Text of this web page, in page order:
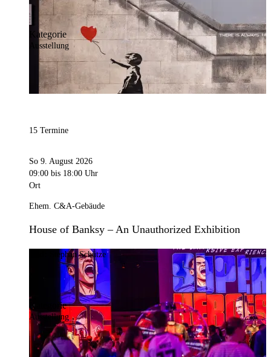
Kategorie
Ausstellung
15 Termine
So 9. August 2026
09:00 bis 18:00 Uhr
Ort
Ehem. C&A-Gebäude
House of Banksy – An Unauthorized Exhibition
Stephan Schütze
Kategorie
Ausstellung